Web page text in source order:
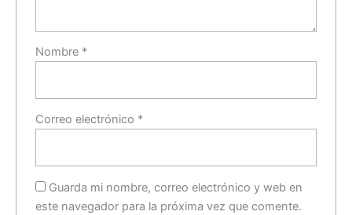
Nombre *
Correo electrónico *
Guarda mi nombre, correo electrónico y web en
este navegador para la próxima vez que comente.